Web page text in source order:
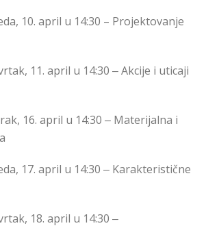
10. april u 14:30 – Projektovanje
11. april u 14:30 ‒ Akcije i uticaji
16. april u 14:30 ‒ Materijalna i
17. april u 14:30 ‒ Karakteristične
18. april u 14:30 ‒